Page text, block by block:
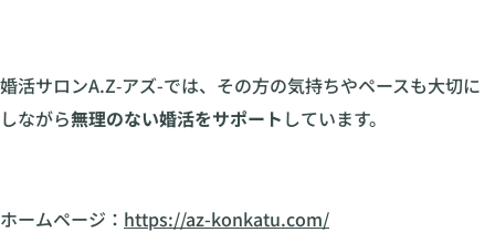
婚活サロンA.Z‐アズ-では、その方の気持ちやペースも大切に
しながら無理のない婚活をサポート しています。
ホームページ： https://az-konkatu.com/